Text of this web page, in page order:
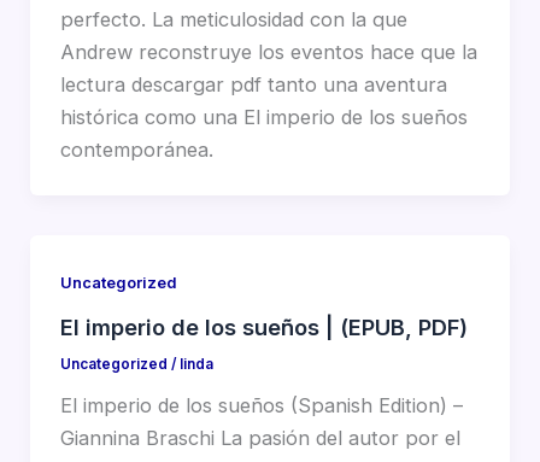
perfecto. La meticulosidad con la que
Andrew reconstruye los eventos hace que la
lectura descargar pdf tanto una aventura
histórica como una El imperio de los sueños
contemporánea.
Uncategorized
El imperio de los sueños | (EPUB, PDF)
Uncategorized / linda
El imperio de los sueños (Spanish Edition) –
Giannina Braschi La pasión del autor por el